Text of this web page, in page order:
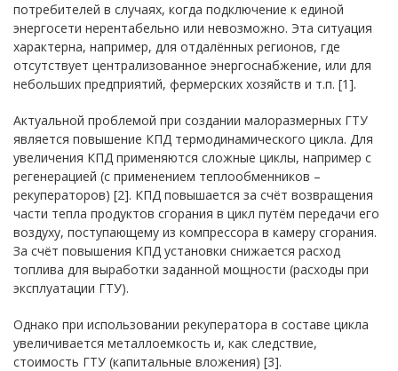
потребителей в случаях, когда подключение к единой
энергосети нерентабельно или невозможно. Эта ситуация
характерна, например, для отдалённых регионов, где
отсутствует централизованное энергоснабжение, или для
небольших предприятий, фермерских хозяйств и т.п. [1].
Актуальной проблемой при создании малоразмерных ГТУ
является повышение КПД термодинамического цикла. Для
увеличения КПД применяются сложные циклы, например с
регенерацией (с применением теплообменников –
рекуператоров) [2]. КПД повышается за счёт возвращения
части тепла продуктов сгорания в цикл путём передачи его
воздуху, поступающему из компрессора в камеру сгорания.
За счёт повышения КПД установки снижается расход
топлива для выработки заданной мощности (расходы при
эксплуатации ГТУ).
Однако при использовании рекуператора в составе цикла
увеличивается металлоемкость и, как следствие,
стоимость ГТУ (капитальные вложения) [3].